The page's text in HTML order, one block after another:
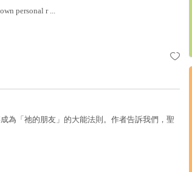
personal r ...
為「祂的朋友」的大能法則。作者告訴我們，聖